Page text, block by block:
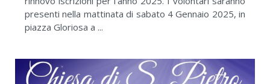
presenti nella mattinata di sabato 4 Gennaio 2025, in
piazza Gloriosa a ...